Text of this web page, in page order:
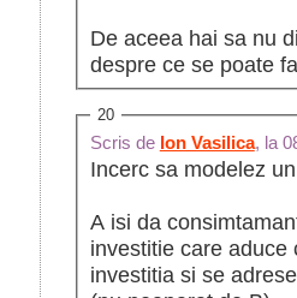
De aceea hai sa nu
despre ce se poate
20
Scris de Ion Vasilica, la
Incerc sa modelez
A isi da
investitie care aduce
investitia si se